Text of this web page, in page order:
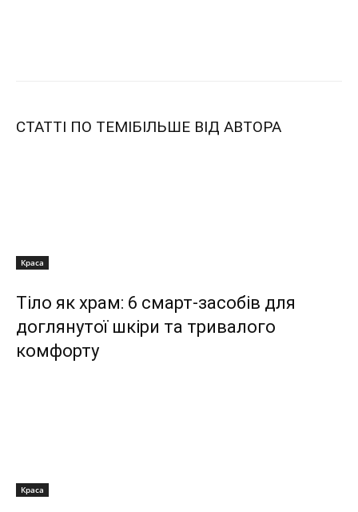
СТАТТІ ПО ТЕМІБІЛЬШЕ ВІД АВТОРА
Краса
Тіло як храм: 6 смарт-засобів для
доглянутої шкіри та тривалого
комфорту
Краса